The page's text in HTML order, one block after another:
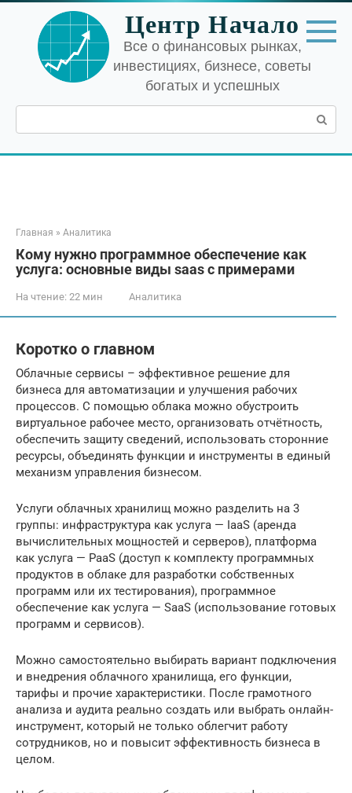
Перейти
контенту
Центр Начало
Все о финансовых рынках,
инвестициях, бизнесе, советы
богатых и успешных
Поиск:
Главная » Аналитика
Кому нужно программное обеспечение как
услуга: основные виды saas с примерами
На чтение: 22 мин Аналитика
Коротко о главном
Облачные сервисы – эффективное решение для
бизнеса для автоматизации и улучшения рабочих
процессов. С помощью облака можно обустроить
виртуальное рабочее место, организовать отчётность,
обеспечить защиту сведений, использовать сторонние
ресурсы, объединять функции и инструменты в единый
механизм управления бизнесом.
Услуги облачных хранилищ можно разделить на 3
группы: инфраструктура как услуга — IaaS (аренда
вычислительных мощностей и серверов), платформа
как услуга — PaaS (доступ к комплекту программных
продуктов в облаке для разработки собственных
программ или их тестирования), программное
обеспечение как услуга — SaaS (использование готовых
программ и сервисов).
Можно самостоятельно выбирать вариант подключения
и внедрения облачного хранилища, его функции,
тарифы и прочие характеристики. После грамотного
анализа и аудита реально создать или выбрать онлайн-
инструмент, который не только облегчит работу
сотрудников, но и повысит эффективность бизнеса в
целом.